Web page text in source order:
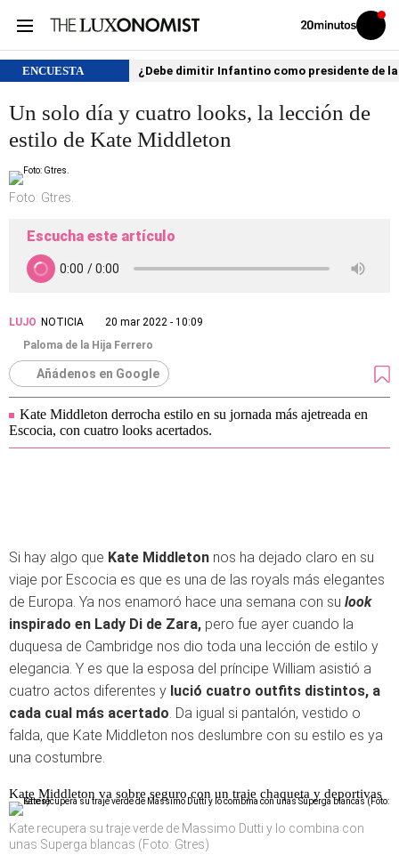
Volver
Iniciar
sesión
ENCUESTA ¿Debe dimitir Infantino como presidente de
Un solo día y cuatro looks, la lección de
estilo de Kate Middleton
Foto: Gtres.
Escucha este artículo
LUJO NOTICIA
20 mar 2022 - 10:09
Paloma de la Hija Ferrero
Añádenos en Google
Kate Middleton derrocha estilo en su jornada más ajetreada en
Escocia, con cuatro looks acertados.
Si hay algo que Kate Middleton nos ha dejado claro en su
viaje por Escocia es que es una de las royals más elegantes
de Europa. Ya nos enamoró hace una semana con su look
inspirado en Lady Di de Zara, pero fue ayer cuando la
duquesa de Cambridge nos dio toda una lección de estilo y
elegancia. Y es que la esposa del príncipe William asistió a
cuatro actos diferentes y lució cuatro outfits distintos, a
cada cual más acertado. Da igual si pantalón, vestido o
falda, que Kate Middleton nos deslumbre con su estilo es ya
una costumbre.
Kate Middleton va sobre seguro con un traje chaqueta y deportivas
Kate recupera su traje verde de Massimo Dutti y lo combina con
unas Superga blancas (Foto: Gtres)